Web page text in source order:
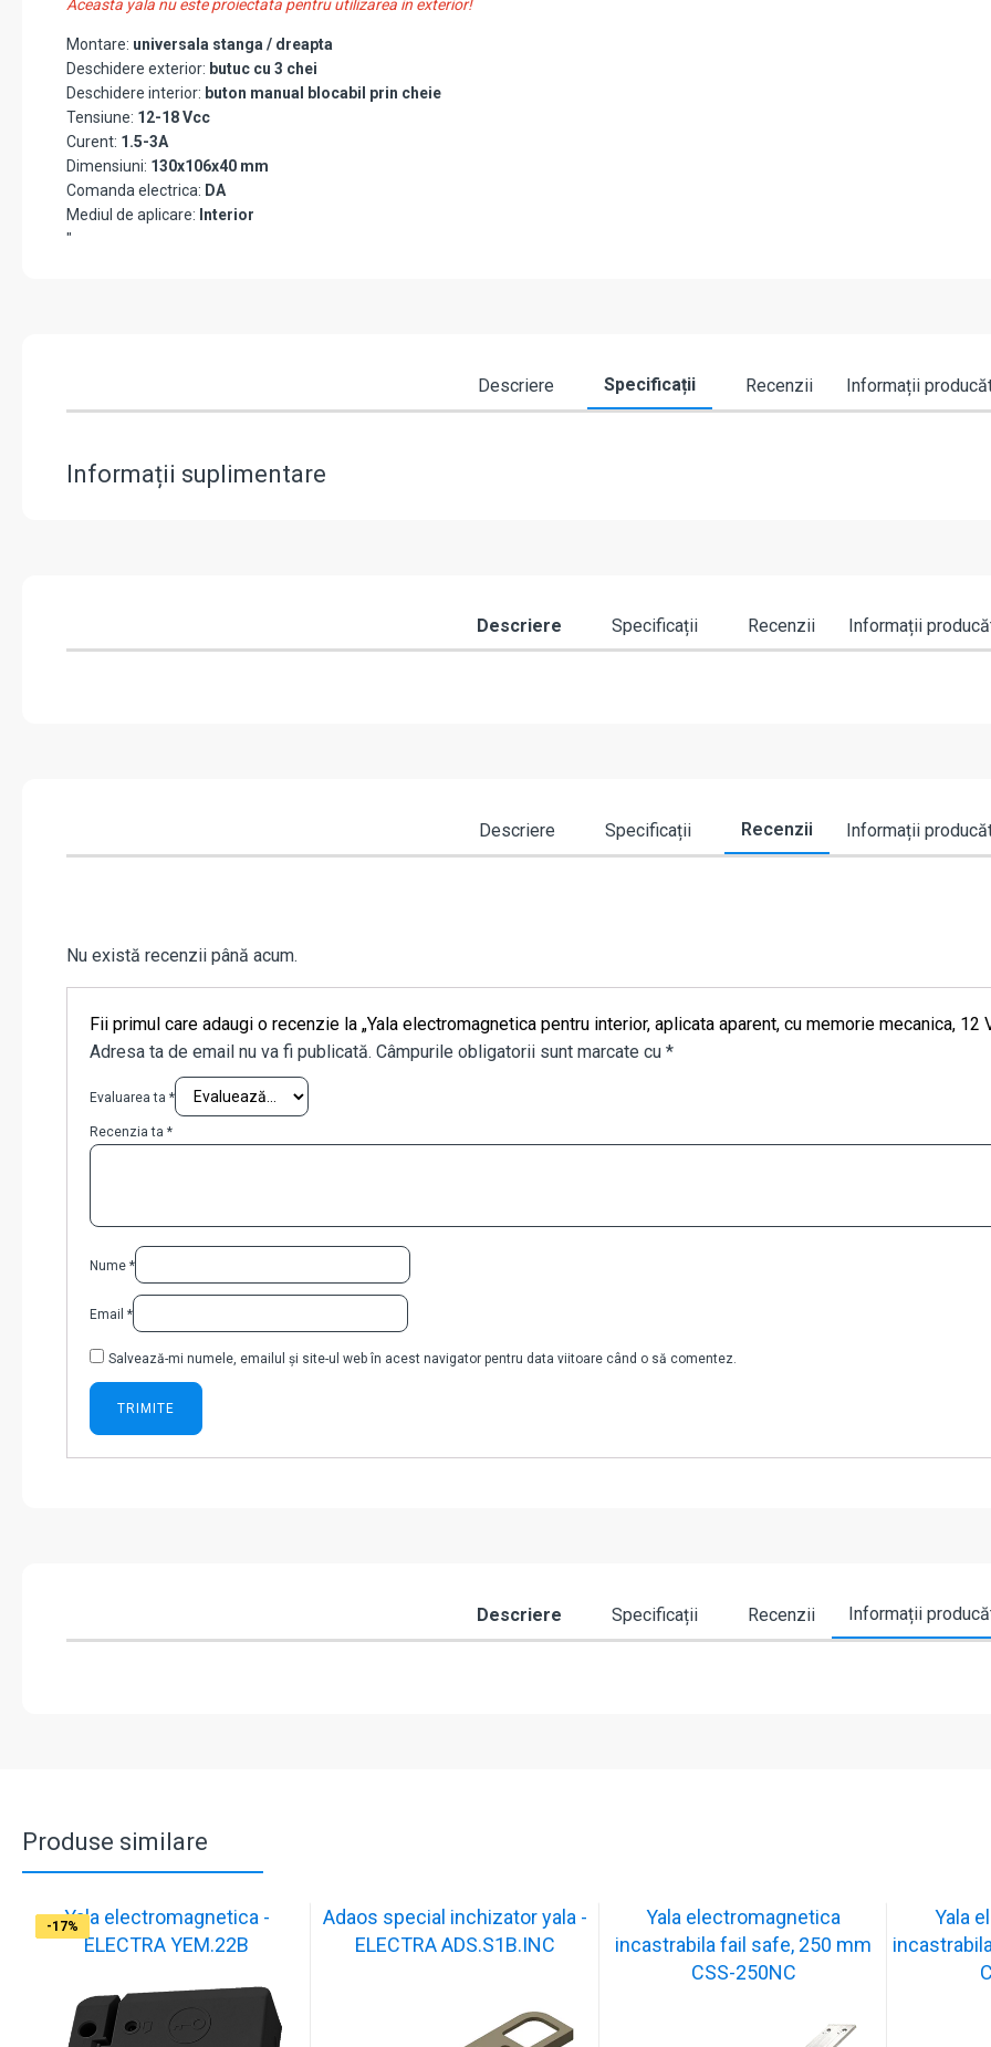
Aceasta yala nu este proiectata pentru utilizarea in exterior!
Montare: universala stanga / dreapta
Deschidere exterior: butuc cu 3 chei
Deschidere interior: buton manual blocabil prin cheie
Tensiune: 12-18 Vcc
Curent: 1.5-3A
Dimensiuni: 130x106x40 mm
Comanda electrica: DA
Mediul de aplicare: Interior
"
Descriere Specificații Recenzii Informații
Informații suplimentare
Descriere Specificații Recenzii Informații
Descriere Specificații Recenzii Informații
Nu există recenzii până acum.
Fii primul care adaugi o recenzie la „Yala electromagnetica pentru interior, aplicata aparent, cu memorie mecanica, 12
Adresa ta de email nu va fi publicată. Câmpurile obligatorii sunt marcate cu *
Evaluarea ta *
Recenzia ta *
Nume *
Email *
Salvează-mi numele, emailul și site-ul web în acest navigator pentru data viitoare când o să comentez.
Descriere Specificații Recenzii Informații
Produse similare
-17%Yala electromagnetica -
ELECTRA YEM.22B
-17%
Adaos special inchizator yala -
ELECTRA ADS.S1B.INC
-17%
Yala electromagnetica
incastrabila fail safe, 250 mm
CSS-250NC
-17%
Yala
-17%
-17%
-17%
-17%
-17%
-17%